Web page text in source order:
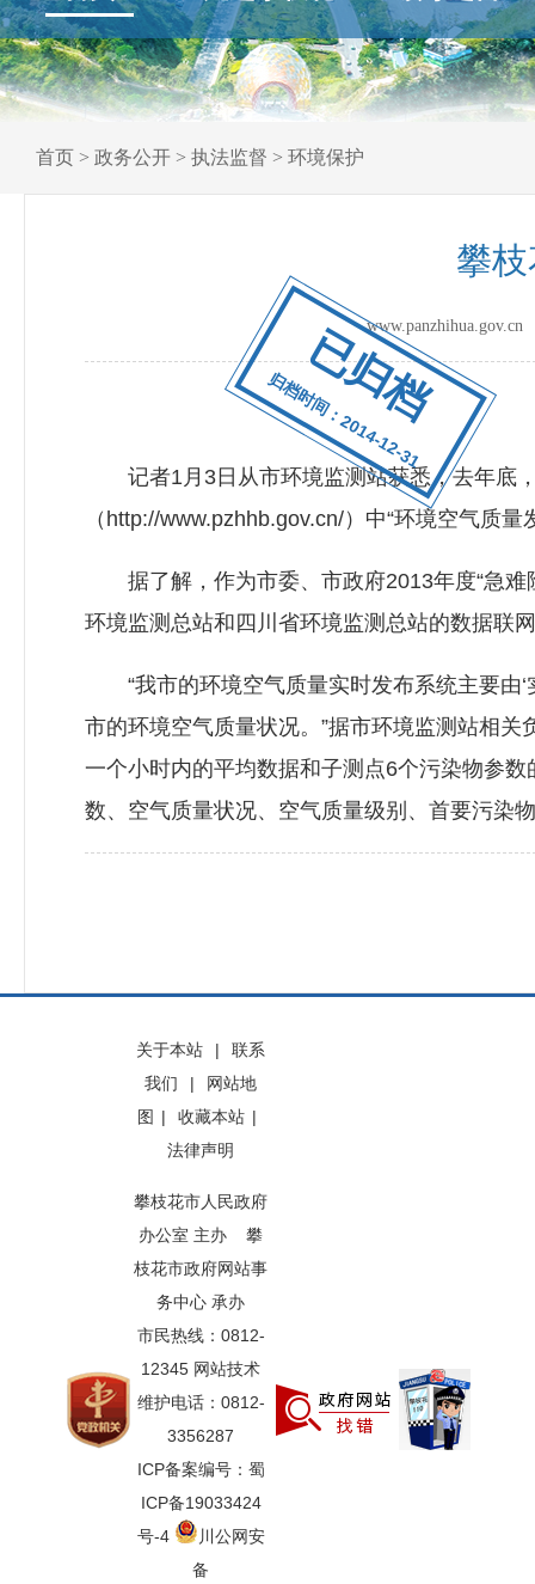
已归档
归档时间：2014-12-31
首页 > 政务公开 > 执法监督 > 环境保护
攀
记者1月3日从市环境监测站获悉，去年底，
（http://www.pzhhb.gov.cn/）中“环境空气质
据了解，作为市委、市政府2013年度“急难
环境监测总站和四川省环境监测总站的数据联
“我市的环境空气质量实时发布系统主要由‘实
市的环境空气质量状况。”据市环境监测站相
一个小时内的平均数据和子测点6个污染物参
数、空气质量状况、空气质量级别、首要污染
关于本站 |
联系
我们
|
网站地
图 | 收藏本站 |
法律声明
攀枝花市人民政府
办公室 主办 攀
枝花市政府网站事
务中心 承办
市民热线：0812-
12345 网站技术
维护电话：0812-
3356287
ICP备案编号：蜀
ICP备19033424
号-4
川公网安
备